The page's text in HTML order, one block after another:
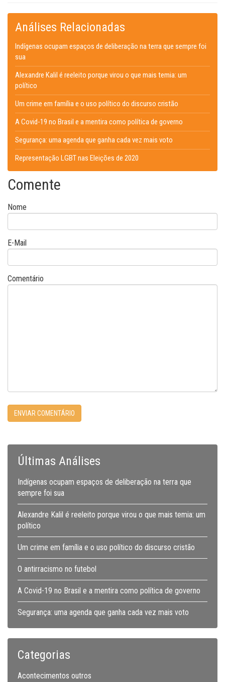
Análises Relacionadas
Indígenas ocupam espaços de deliberação na terra que sempre foi
sua
Alexandre Kalil é reeleito porque virou o que mais temia: um
político
Um crime em família e o uso político do discurso cristão
A Covid-19 no Brasil e a mentira como política de governo
Segurança: uma agenda que ganha cada vez mais voto
Representação LGBT nas Eleições de 2020
Comente
Nome
E-Mail
Comentário
Últimas Análises
Indígenas ocupam espaços de deliberação na terra que
sempre foi sua
Alexandre Kalil é reeleito porque virou o que mais temia: um
político
Um crime em família e o uso político do discurso cristão
O antirracismo no futebol
A Covid-19 no Brasil e a mentira como política de governo
Segurança: uma agenda que ganha cada vez mais voto
Categorias
Acontecimentos outros